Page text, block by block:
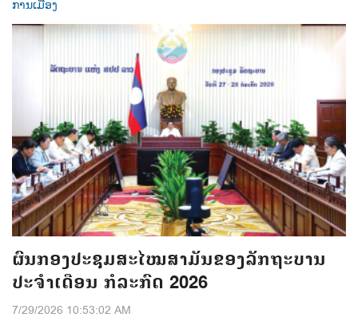
ການເມືອງ
ຜົນກອງປະຊຸມສະໄໝສາມັນຂອງລັກຖະບານ
ປະຈຳເດືອນ ກໍລະກົດ 2026
7/29/2026 10:53:02 AM